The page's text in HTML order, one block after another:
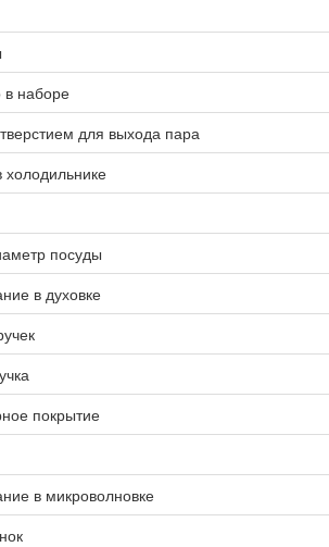
в наборе
для выхода пара
посуды
в духовке
покрытие
в микроволновке